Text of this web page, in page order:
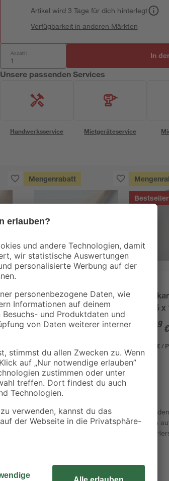
Artikel wird 3 Tage für dich hinterlegt
Verfügbarkeit in anderen Märkten
Anzahl: In
Unsere passenden Services
Handwerksservice Mietgeräteservice
Mengenrabatt
Latte sägerau 2500 x
48 x 24 mm
2,23€
Bestseller
x 125
49
11,23 € /
Vor allem größere Holzkonstruktionen halten mit
besonders zuverlässig. Die langen Nägel können
Werkstoff verarbeitet werden und sind dank der